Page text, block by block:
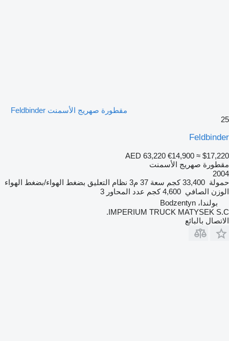
مقطورة صهريج الأسمنت Feldbinder
25
Feldbinder
AED 63,220 €14,900 ≈ $17,220
مقطورة صهريج الأسمنت
2004
حمولة 33,400 كجم سعة 37 م3 نظام التعليق بضغط الهواء/بضغط الهواء
الوزن الصافي 4,600 كجم عدد المحاور 3
بولندا، Bodzentyn
IMPERIUM TRUCK MATYSEK S.C.
الاتصال بالبائع